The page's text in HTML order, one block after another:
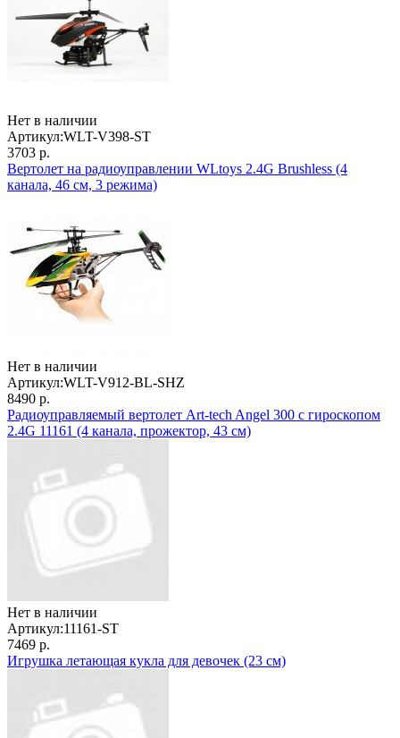
Нет в наличии
Артикул:WLT-V398-ST
3703 р.
Вертолет на радиоуправлении WLtoys 2.4G Brushless (4
канала, 46 см, 3 режима)
Нет в наличии
Артикул:WLT-V912-BL-SHZ
8490 р.
Радиоуправляемый вертолет Art-tech Angel 300 с гироскопом
2.4G 11161 (4 канала, прожектор, 43 см)
Нет в наличии
Артикул:11161-ST
7469 р.
Игрушка летающая кукла для девочек (23 см)